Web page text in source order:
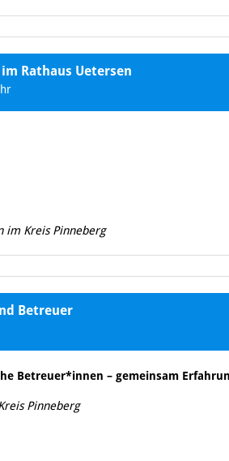
Rathaus Uetersen
im Kreis Pinneberg
Betreuer
Betreuer*innen – gemeinsam
Pinneberg